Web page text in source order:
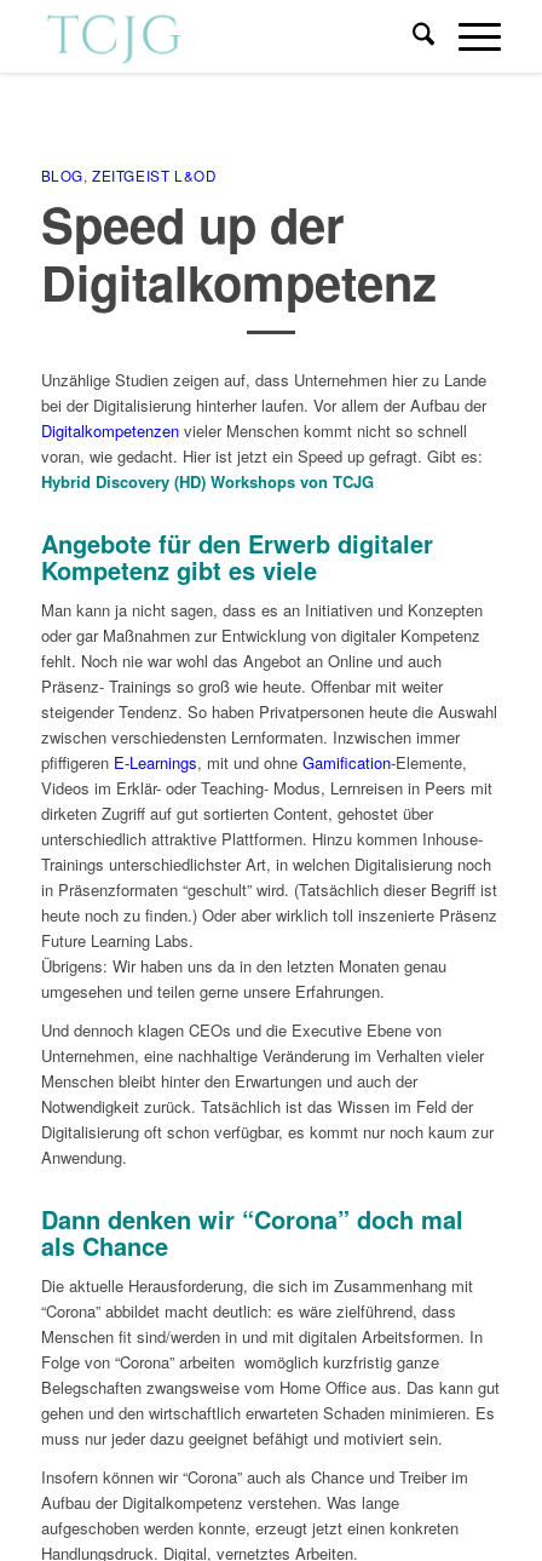
BLOG,ZEITGEIST L&OD
Speed up der
Digitalkompetenz
Unzählige Studien zeigen auf, dass Unternehmen hier zu Lande
bei der Digitalisierung hinterher laufen. Vor allem der Aufbau der
Digitalkompetenzen vieler Menschen kommt nicht so schnell
voran, wie gedacht. Hier ist jetzt ein Speed up gefragt. Gibt es:
Hybrid Discovery (HD) Workshops von TCJG
Angebote für den Erwerb digitaler
Kompetenz gibt es viele
Man kann ja nicht sagen, dass es an Initiativen und Konzepten
oder gar Maßnahmen zur Entwicklung von digitaler Kompetenz
fehlt. Noch nie war wohl das Angebot an Online und auch
Präsenz- Trainings so groß wie heute. Offenbar mit weiter
steigender Tendenz. So haben Privatpersonen heute die Auswahl
zwischen verschiedensten Lernformaten. Inzwischen immer
pfiffigerenE-Learnings, mit und ohne Gamification-Elemente,
Videos im Erklär- oder Teaching- Modus, Lernreisen in Peers mit
dirketen Zugriff auf gut sortierten Content, gehostet über
unterschiedlich attraktive Plattformen. Hinzu kommen Inhouse-
Trainings unterschiedlichster Art, in welchen Digitalisierung noch
in Präsenzformaten “geschult” wird. (Tatsächlich dieser Begriff ist
heute noch zu finden.) Oder aber wirklich toll inszenierte Präsenz
Future Learning Labs.
Übrigens: Wir haben uns da in den letzten Monaten genau
umgesehen und teilen gerne unsere Erfahrungen.
Und dennoch klagen CEOs und die Executive Ebene von
Unternehmen, eine nachhaltige Veränderung im Verhalten vieler
Menschen bleibt hinter den Erwartungen und auch der
Notwendigkeit zurück. Tatsächlich ist das Wissen im Feld der
Digitalisierung oft schon verfügbar, es kommt nur noch kaum zur
Anwendung.
Dann denken wir “Corona” doch mal
als Chance
Die aktuelle Herausforderung, die sich im Zusammenhang mit
“Corona” abbildet macht deutlich: es wäre zielführend, dass
Menschen fit sind/werden in und mit digitalen Arbeitsformen. In
Folge von “Corona” arbeiten womöglich kurzfristig ganze
Belegschaften zwangsweise vom Home Office aus. Das kann gut
gehen und den wirtschaftlich erwarteten Schaden minimieren. Es
muss nur jeder dazu geeignet befähigt und motiviert sein.
Insofern können wir “Corona” auch als Chance und Treiber im
Aufbau der Digitalkompetenz verstehen. Was lange
aufgeschoben werden konnte, erzeugt jetzt einen konkreten
Handlungsdruck. Digital, vernetztes Arbeiten.